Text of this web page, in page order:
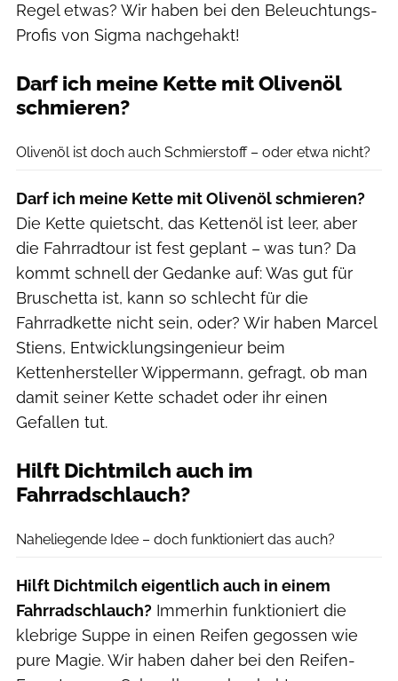
Regel etwas? Wir haben bei den Beleuchtungs-
Profis von Sigma nachgehakt!
Darf ich meine Kette mit Olivenöl
schmieren?
Olivenöl ist doch auch Schmierstoff – oder etwa nicht?
Darf ich meine Kette mit Olivenöl schmieren?
Die Kette quietscht, das Kettenöl ist leer, aber
die Fahrradtour ist fest geplant – was tun? Da
kommt schnell der Gedanke auf: Was gut für
Bruschetta ist, kann so schlecht für die
Fahrradkette nicht sein, oder? Wir haben Marcel
Stiens, Entwicklungsingenieur beim
Kettenhersteller Wippermann, gefragt, ob man
damit seiner Kette schadet oder ihr einen
Gefallen tut.
Hilft Dichtmilch auch im
Fahrradschlauch?
Naheliegende Idee – doch funktioniert das auch?
Hilft Dichtmilch eigentlich auch in einem
Fahrradschlauch? Immerhin funktioniert die
klebrige Suppe in einen Reifen gegossen wie
pure Magie. Wir haben daher bei den Reifen-